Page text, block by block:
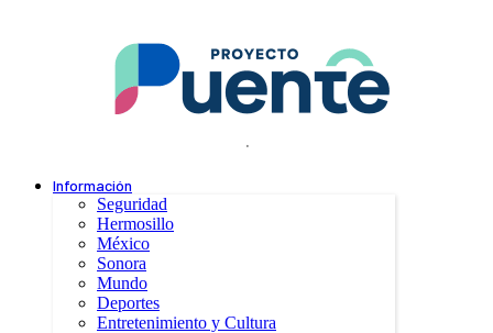
.
Información
Seguridad
Hermosillo
México
Sonora
Mundo
Deportes
Entretenimiento y Cultura